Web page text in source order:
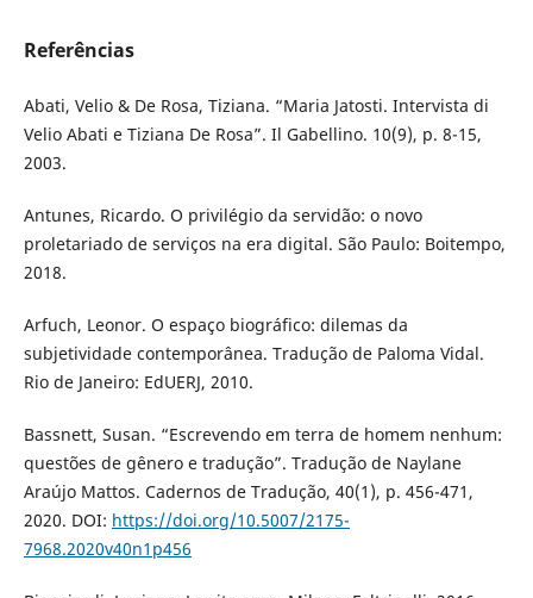
Referências
Abati, Velio & De Rosa, Tiziana. “Maria Jatosti. Intervista di
Velio Abati e Tiziana De Rosa”. Il Gabellino. 10(9), p. 8-15,
2003.
Antunes, Ricardo. O privilégio da servidão: o novo
proletariado de serviços na era digital. São Paulo: Boitempo,
2018.
Arfuch, Leonor. O espaço biográfico: dilemas da
subjetividade contemporânea. Tradução de Paloma Vidal.
Rio de Janeiro: EdUERJ, 2010.
Bassnett, Susan. “Escrevendo em terra de homem nenhum:
questões de gênero e tradução”. Tradução de Naylane
Araújo Mattos. Cadernos de Tradução, 40(1), p. 456-471,
2020. DOI: https://doi.org/10.5007/2175-
7968.2020v40n1p456